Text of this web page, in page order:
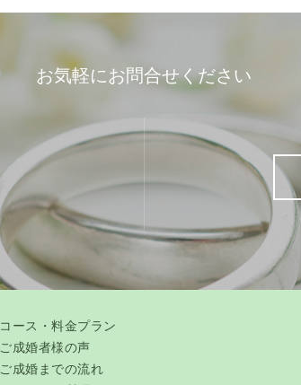
お気軽にお問合せください
コース・料金プラン
ご成婚者様の声
ご成婚までの流れ